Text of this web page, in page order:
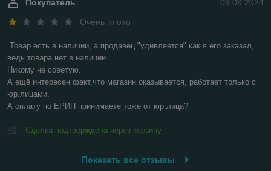
09.09.2024
Покупатель
Очень плохо
Товар есть в наличии, а продавец "удивляется" как я его заказал,
ведь товара нет в наличии...
Никому не советую.
А ещё интересен факт,что магазин оказывается, работает только с
юр.лицами.
А оплату по ЕРИП принимаете тоже от юр.лица?
Сделка подтверждена через корзину
Показать все отзывы